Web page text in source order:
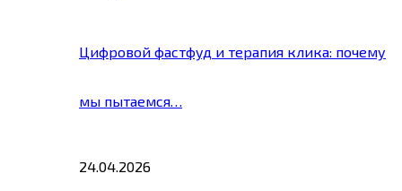
Цифровой фастфуд и терапия клика: почему
мы пытаемся…
24.04.2026